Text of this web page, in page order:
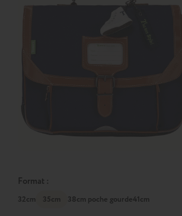
Format :
32cm 35cm 38cm poche gourde41cm